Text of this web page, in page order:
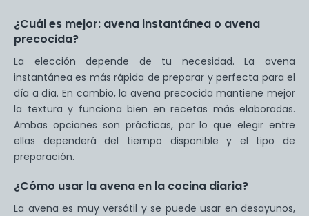
¿Cuál es mejor: avena instantánea o avena
precocida?
La elección depende de tu necesidad. La avena
instantánea es más rápida de preparar y perfecta para el
día a día. En cambio, la avena precocida mantiene mejor
la textura y funciona bien en recetas más elaboradas.
Ambas opciones son prácticas, por lo que elegir entre
ellas dependerá del tiempo disponible y el tipo de
preparación.
¿Cómo usar la avena en la cocina diaria?
La avena es muy versátil y se puede usar en desayunos,